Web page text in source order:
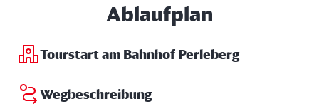
Ablaufplan
Tourstart am Bahnhof Perleberg
Wegbeschreibung